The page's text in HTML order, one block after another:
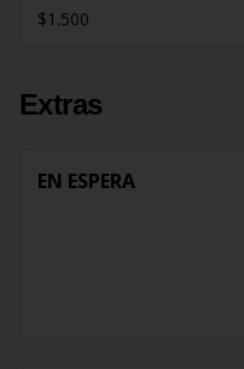
$1.500
Extras
EN ESPERA